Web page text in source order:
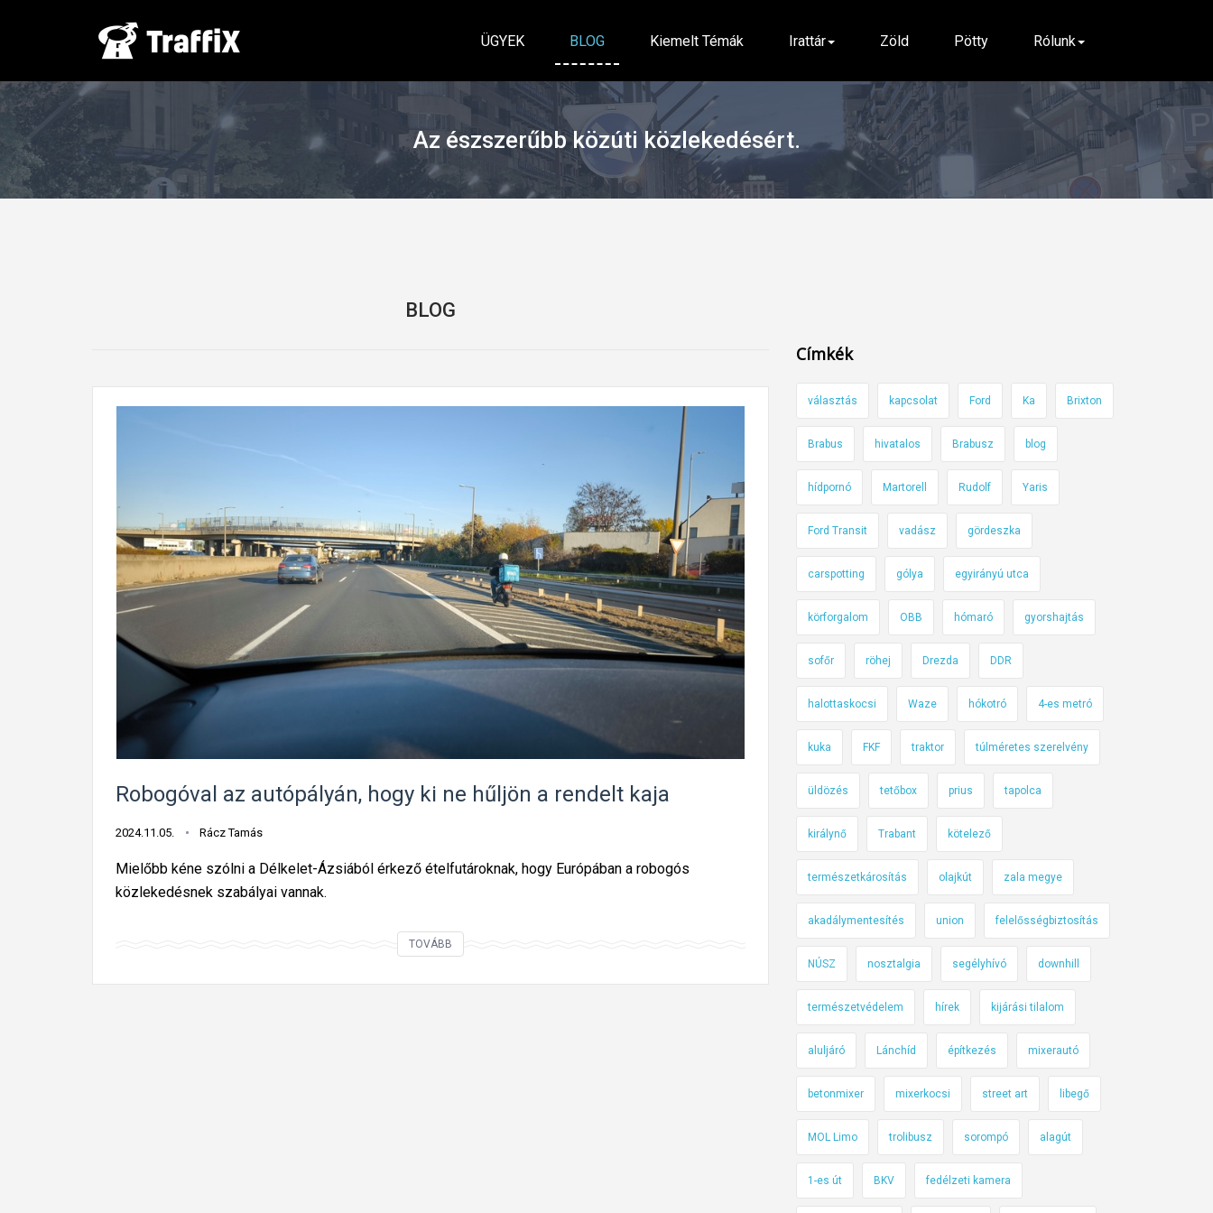
ÜGYEK BLOG Kiemelt Témák Irattár Zöld Pötty Rólunk
Az észszerűbb közúti közlekedésért.
BLOG
Robogóval az autópályán, hogy ki ne hűljön a rendelt kaja
2024.11.05. Rácz Tamás
Mielőbb kéne szólni a Délkelet-Ázsiából érkező ételfutároknak, hogy Európában a robogós
közlekedésnek szabályai vannak.
TOVÁBB
b
Címkék
választás kapcsolat Ford Ka Brixton
Brabus hivatalos Brabusz blog
hídpornó Martorell Rudolf Yaris
Ford Transit vadász gördeszka
carspotting gólya egyirányú utca
körforgalom OBB hómaró gyorshajtás
sofőr röhej Drezda DDR
halottaskocsi Waze hókotró 4-es metró
kuka FKF traktor túlméretes szerelvény
üldözés tetőbox prius tapolca
királynő Trabant kötelező
természetkárosítás olajkút zala megye
akadálymentesítés union felelősségbiztosítás
NÚSZ nosztalgia segélyhívó downhill
természetvédelem hírek kijárási tilalom
aluljáró Lánchíd építkezés mixerautó
betonmixer mixerkocsi street art libegő
MOL Limo trolibusz sorompó alagút
1-es út BKV fedélzeti kamera